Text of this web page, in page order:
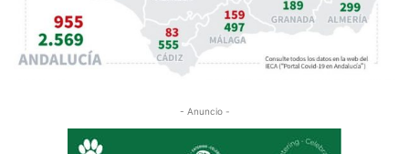
- Anuncio -